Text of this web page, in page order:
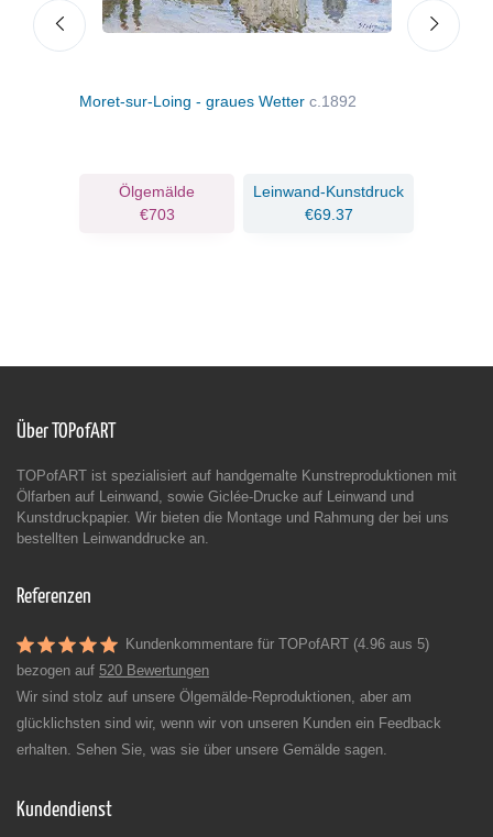
Moret-sur-Loing - graues Wetter c.1892
Ölgemälde
€703
Leinwand-Kunstdruck
€69.37
Über TOPofART
TOPofART ist spezialisiert auf handgemalte Kunstreproduktionen mit
Ölfarben auf Leinwand, sowie Giclée-Drucke auf Leinwand und
Kunstdruckpapier. Wir bieten die Montage und Rahmung der bei uns
bestellten Leinwanddrucke an.
Referenzen
Kundenkommentare für TOPofART (4.96 aus 5)
bezogen auf 520 Bewertungen
Wir sind stolz auf unsere Ölgemälde-Reproduktionen, aber am
glücklichsten sind wir, wenn wir von unseren Kunden ein Feedback
erhalten. Sehen Sie, was sie über unsere Gemälde sagen.
Kundendienst